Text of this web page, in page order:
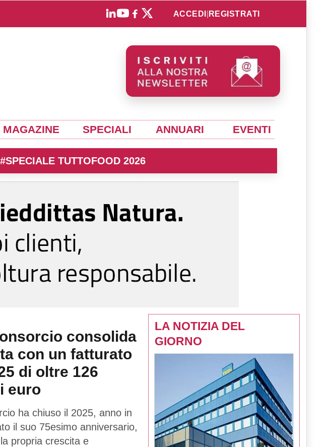
ACCEDI REGISTRATI
MAGAZINE SPECIALI ANNUARI EVENTI
#SPECIALE TUTTOFOOD 2026
consolida
con un fatturato
di oltre 126
euro
ha chiuso il 2025, anno in
il suo 75esimo anniversario,
propria crescita e
LA NOTIZIA DEL
GIORNO